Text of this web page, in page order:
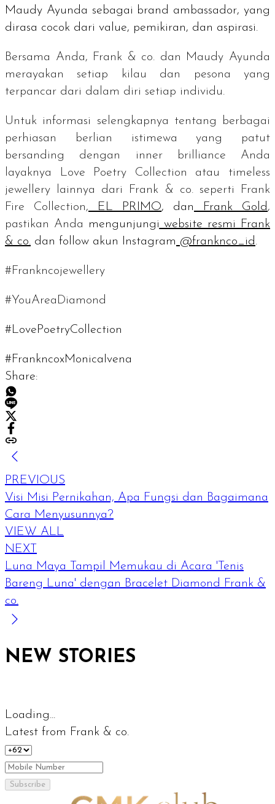
Maudy Ayunda sebagai brand ambassador, yang
dirasa cocok dari value, pemikiran, dan aspirasi.
Bersama Anda, Frank & co. dan Maudy Ayunda
merayakan setiap kilau dan pesona yang
terpancar dari dalam diri setiap individu.
Untuk informasi selengkapnya tentang berbagai
perhiasan berlian istimewa yang patut
bersanding dengan inner brilliance Anda
layaknya Love Poetry Collection atau timeless
jewellery lainnya dari Frank & co. seperti
Frank
Fire Collection,
EL PRIMO, dan Frank Gold ,
pastikan Anda mengunjungi website resmi Frank
& co. dan follow akun Instagram @franknco_id .
#Frankncojewellery
#YouAreaDiamond
#LovePoetryCollection
#FrankncoxMonicaIvena
Share:
PREVIOUS
Visi Misi Pernikahan, Apa Fungsi dan Bagaimana
Cara Menyusunnya?
VIEW ALL
NEXT
Luna Maya Tampil Memukau di Acara 'Tenis
Bareng Luna' dengan Bracelet Diamond Frank &
co.
NEW STORIES
Loading...
Latest from Frank & co.
Subscribe